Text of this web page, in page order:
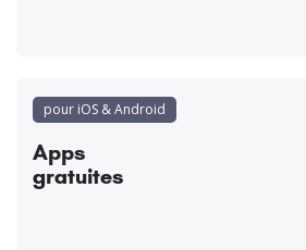
pour iOS & Android
Apps
gratuites